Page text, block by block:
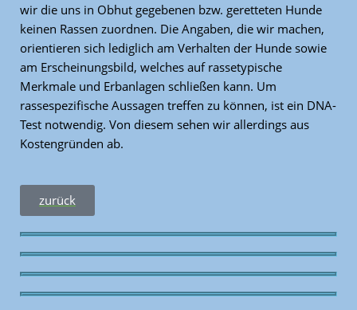
wir die uns in Obhut gegebenen bzw. geretteten Hunde
keinen Rassen zuordnen. Die Angaben, die wir machen,
orientieren sich lediglich am Verhalten der Hunde sowie
am Erscheinungsbild, welches auf rassetypische
Merkmale und Erbanlagen schließen kann. Um
rassespezifische Aussagen treffen zu können, ist ein DNA-
Test notwendig. Von diesem sehen wir allerdings aus
Kostengründen ab.
zurück